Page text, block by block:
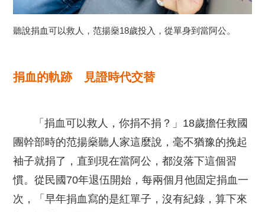
聽說捐血可以救人，范揚燊18歲投入，從單身到當阿公。
捐血的軌跡 見證時代交替
「捐血可以救人，你捐不捐？」18歲擔任救國
團幹部時的范揚燊聽人家這麼說，毫不猶豫的挽起
袖子就捐了，直到現在當阿公，都沒落下這個習
慣。從民國70年退伍開始，每兩個月他固定捐血一
次，「早年捐血寫的是紅單子，沒有紀錄，算下來